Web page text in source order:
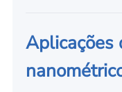
Aplicações